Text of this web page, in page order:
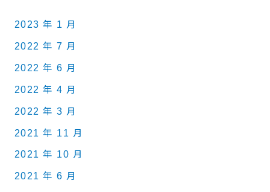
2023 年 1 月
2022 年 7 月
2022 年 6 月
2022 年 4 月
2022 年 3 月
2021 年 11 月
2021 年 10 月
2021 年 6 月